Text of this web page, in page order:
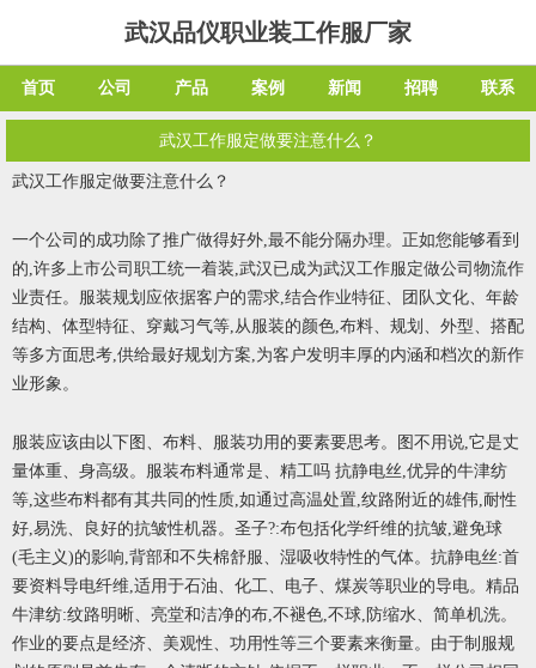
武汉品仪职业装工作服厂家
首页 公司 产品 案例 新闻 招聘 联系
武汉工作服定做要注意什么？
武汉工作服定做要注意什么？
一个公司的成功除了推广做得好外,最不能分隔办理。正如您能够看到
的,许多上市公司职工统一着装,武汉已成为武汉工作服定做公司物流作
业责任。服装规划应依据客户的需求,结合作业特征、团队文化、年龄
结构、体型特征、穿戴习气等,从服装的颜色,布料、规划、外型、搭配
等多方面思考,供给最好规划方案,为客户发明丰厚的内涵和档次的新作
业形象。
服装应该由以下图、布料、服装功用的要素要思考。图不用说,它是丈
量体重、身高级。服装布料通常是、精工吗 抗静电丝,优异的牛津纺
等,这些布料都有其共同的性质,如通过高温处置,纹路附近的雄伟,耐性
好,易洗、良好的抗皱性机器。圣子?:布包括化学纤维的抗皱,避免球
(毛主义)的影响,背部和不失棉舒服、湿吸收特性的气体。抗静电丝:首
要资料导电纤维,适用于石油、化工、电子、煤炭等职业的导电。精品
牛津纺:纹路明晰、亮堂和洁净的布,不褪色,不球,防缩水、简单机洗。
作业的要点是经济、美观性、功用性等三个要素来衡量。由于制服规